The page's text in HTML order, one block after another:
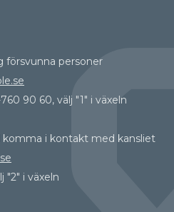
försvunna personer
90 60, välj "1" i växeln
komma i kontakt med kansliet
"2" i växeln